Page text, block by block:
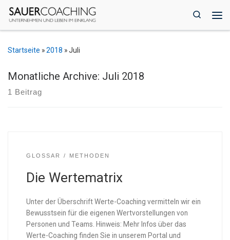
Zum Inhalt springen
Search
Startseite »2018 »Juli
Monatliche Archive: Juli 2018
1 Beitrag
GLOSSAR METHODEN
Die Wertematrix
Unter der Überschrift Werte-Coaching vermitteln wir ein
Bewusstsein für die eigenen Wertvorstellungen von
Personen und Teams. Hinweis: Mehr Infos über das
Werte-Coaching finden Sie in unserem Portal und